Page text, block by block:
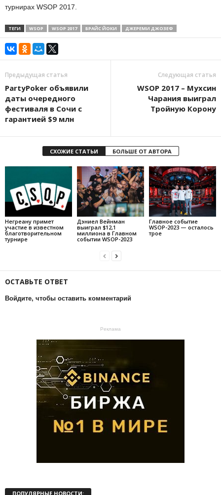
турнирах WSOP 2017.
ТЕГИ WSOP WSOP 2017 БРАЙС ЙОКИ ДЖЕРЕМИ ДЖОЗЕФ
Предыдущая статья
PartyPoker объявили
даты очередного
фестиваля в Сочи с
гарантией $9 млн
Следующая статья
WSOP 2017 – Мухсин
Чарания выиграл
Тройную Корону
СХОЖИЕ СТАТЬИ БОЛЬШЕ ОТ АВТОРА
Негреану примет
участие в известном
благотворительном
турнире
Дэниел Вейнман
выиграл $12,1
миллиона в Главном
событии WSOP-2023
Главное событие
WSOP-2023 — осталось
трое
ОСТАВЬТЕ ОТВЕТ
Войдите, чтобы оставить комментарий
Реклама
ПОПУЛЯРНЫЕ НОВОСТИ: